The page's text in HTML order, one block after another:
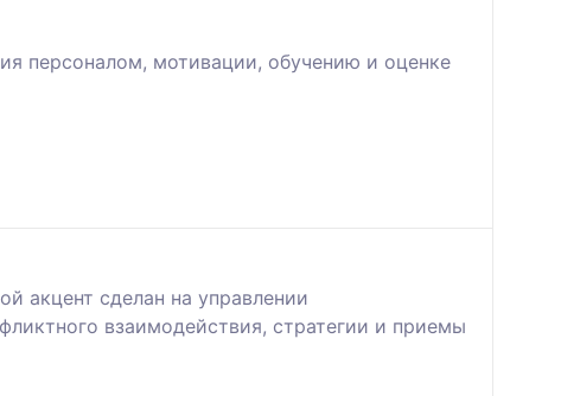
персоналом, мотивации, обучению и оценке
акцент сделан на управлении
взаимодействия, стратегии и приемы